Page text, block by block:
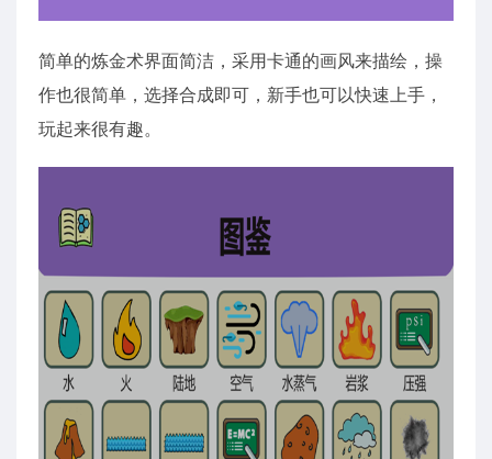
简单的炼金术界面简洁，采用卡通的画风来描绘，操
作也很简单，选择合成即可，新手也可以快速上手，
玩起来很有趣。